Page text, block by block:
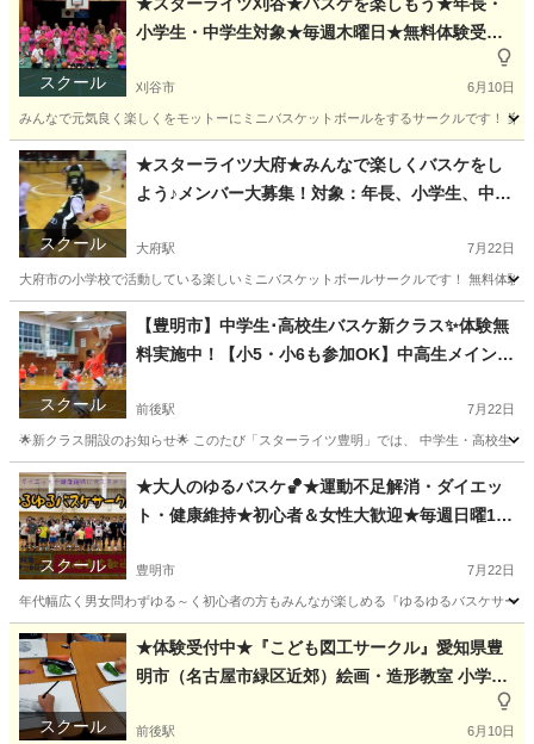
スクール
小学生・中学生対象★毎週木曜日★無料体験受付
中★メンバー大募集★富士松北小学校★富士松東
小学校★愛知県★ミニバスケットボールサークル
★
刈谷市 6月10日
みんなで元気良く楽しくをモットーにミニバスケットボールをするサークルです！
愛知 刈谷市 その他 ミニバスケットボール
スクール
★スターライツ大府★みんなで楽しくバスケをし
よう♪メンバー大募集！対象：年長、小学生、中学
大府駅 7月22日
大府市の小学校で活動している楽しいミニバスケットボールサークルです！ 無料体
愛知 大府市 大府駅 その他 ミニバスケットボール
スクール
【豊明市】中学生･高校生バスケ新クラス✨体験無
料実施中！【小5・小6も参加OK】中高生メインの
土曜日
前後駅 7月22日
🌟新クラス開設のお知らせ🌟 このたび「スターライツ豊明」では、 中学生・高校生
愛知 豊明市 前後駅 その他 クラス
スクール
★大人のゆるバスケ🏀★運動不足解消・ダイエッ
ト・健康維持★初心者＆女性大歓迎★毎週日曜19
豊明市 7月22日
年代幅広く男女問わずゆる～く初心者の方もみんなが楽しめる『ゆるゆるバスケサー
愛知 豊明市 その他 バスケ
スクール
★体験受付中★『こども図工サークル』愛知県豊
明市（名古屋市緑区近郊）絵画・造形教室 小学生
前後駅 6月10日